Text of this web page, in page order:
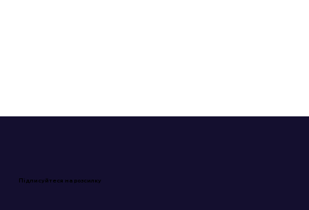
Підписуйтеся на розсилку